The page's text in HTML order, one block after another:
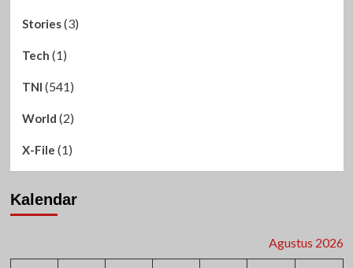
Stories(3)
Tech (1)
TNI (541)
World (2)
X-File (1)
Kalendar
Agustus 2026